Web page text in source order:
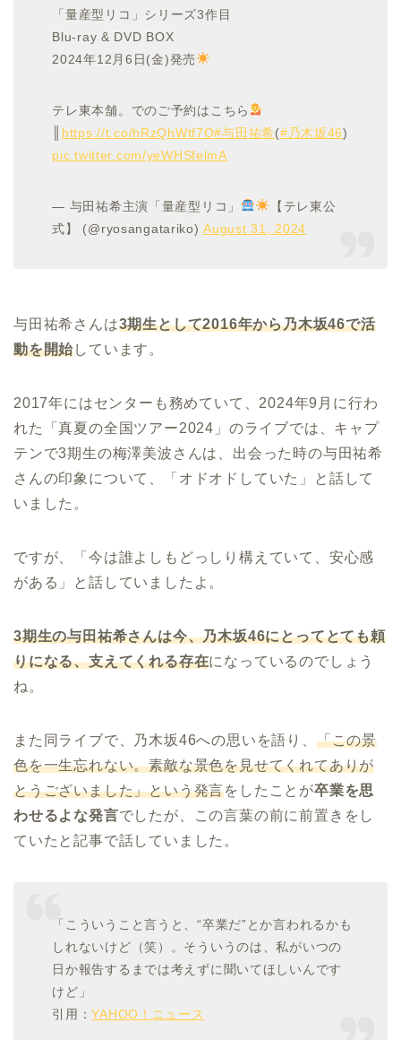
「量産型リコ」シリーズ3作目
Blu-ray & DVD BOX
2024年12月6日(金)発売
テレ東本舗。でのご予約はこちら
https://t.co/hRzQhWtf7O#与田祐希(#乃木坂46)
pic.twitter.com/yeWHSfelmA
— 与田祐希主演「量産型リコ」
【テレ東公
式】 (@ryosangatariko)August 31, 2024
与田祐希さんは3期生として2016年から乃木坂46で活
動を開始しています。
2017年にはセンターも務めていて、2024年9月に行わ
れた「真夏の全国ツアー2024」のライブでは、キャプ
テンで3期生の梅澤美波さんは、出会った時の与田祐希
さんの印象について、「オドオドしていた」と話して
いました。
ですが、「今は誰よしもどっしり構えていて、安心感
がある」と話していましたよ。
3期生の与田祐希さんは今、乃木坂46にとってとても頼
りになる、支えてくれる存在になっているのでしょう
ね。
また同ライブで、乃木坂46への思いを語り、 「この景
色を一生忘れない。素敵な景色を見せてくれてありが
とうございました」という発言をしたことが卒業を思
わせるよな発言でしたが、この言葉の前に前置きをし
ていたと記事で話していました。
「こういうこと言うと、“卒業だ”とか言われるかも
しれないけど（笑）。そういうのは、私がいつの
日か報告するまでは考えずに聞いてほしいんです
けど」
引用：YAHOO！ニュース